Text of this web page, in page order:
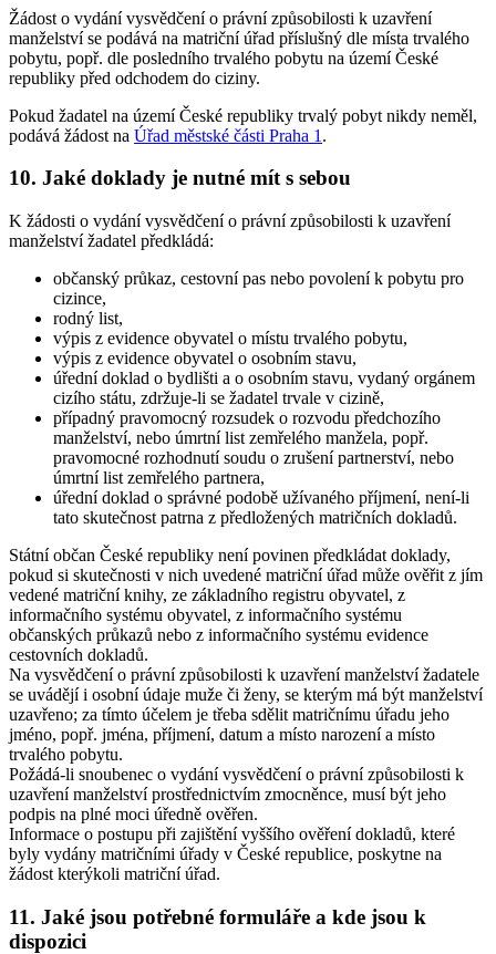
Žádost o vydání vysvědčení o právní způsobilosti k uzavření
manželství se podává na matriční úřad příslušný dle místa trvalého
pobytu, popř. dle posledního trvalého pobytu na území České
republiky před odchodem do ciziny.
Pokud žadatel na území České republiky trvalý pobyt nikdy neměl,
podává žádost na Úřad městské části Praha 1 .
10. Jaké doklady je nutné mít s sebou
K žádosti o vydání vysvědčení o právní způsobilosti k uzavření
manželství žadatel předkládá:
občanský průkaz, cestovní pas nebo povolení k pobytu pro
cizince,
rodný list,
výpis z evidence obyvatel o místu trvalého pobytu,
výpis z evidence obyvatel o osobním stavu,
úřední doklad o bydlišti a o osobním stavu, vydaný orgánem
cizího státu, zdržuje-li se žadatel trvale v cizině,
případný pravomocný rozsudek o rozvodu předchozího
manželství, nebo úmrtní list zemřelého manžela, popř.
pravomocné rozhodnutí soudu o zrušení partnerství, nebo
úmrtní list zemřelého partnera,
úřední doklad o správné podobě užívaného příjmení, není-li
tato skutečnost patrna z předložených matričních dokladů.
Státní občan České republiky není povinen předkládat doklady,
pokud si skutečnosti v nich uvedené matriční úřad může ověřit z jím
vedené matriční knihy, ze základního registru obyvatel, z
informačního systému obyvatel, z informačního systému
občanských průkazů nebo z informačního systému evidence
cestovních dokladů.
Na vysvědčení o právní způsobilosti k uzavření manželství žadatele
se uvádějí i osobní údaje muže či ženy, se kterým má být manželství
uzavřeno; za tímto účelem je třeba sdělit matričnímu úřadu jeho
jméno, popř. jména, příjmení, datum a místo narození a místo
trvalého pobytu.
Požádá-li snoubenec o vydání vysvědčení o právní způsobilosti k
uzavření manželství prostřednictvím zmocněnce, musí být jeho
podpis na plné moci úředně ověřen.
Informace o postupu při zajištění vyššího ověření dokladů, které
byly vydány matričními úřady v České republice, poskytne na
žádost kterýkoli matriční úřad.
11. Jaké jsou potřebné formuláře a kde jsou k
dispozici